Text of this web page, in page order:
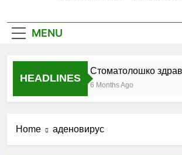
Убоди и угризи од инсекти кај
MENU
HEADLINES
Стоматолошко
6 Months Ago
Home аденовирус